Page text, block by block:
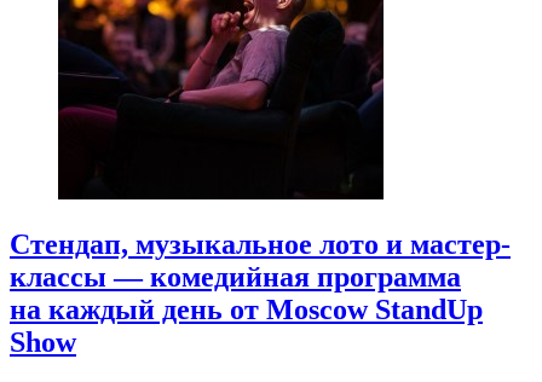
Стендап, музыкальное лото и мастер-
классы — комедийная программа
на каждый день от Moscow StandUp
Show